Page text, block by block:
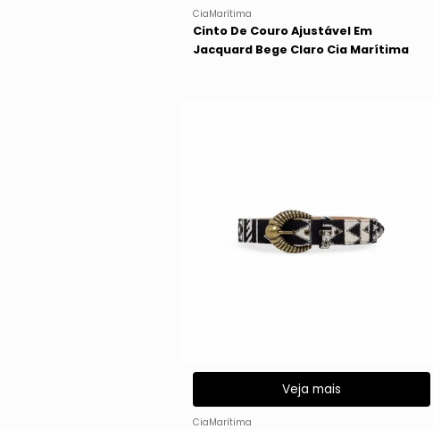
CiaMarítima
Cinto De Couro Ajustável Em
Jacquard Bege Claro Cia Marítima
Veja mais
CiaMarítima